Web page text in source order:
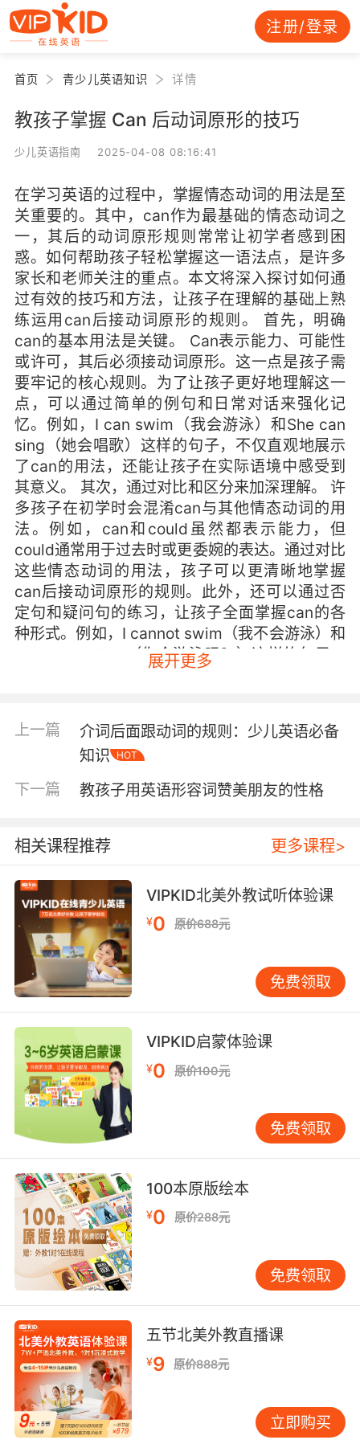
注册/登录
首页 青少儿英语知识 详情
教孩子掌握 Can 后动词原形的技巧
少儿英语指南 2025-04-08 08:16:41
在学习英语的过程中，掌握情态动词的用法是至
关重要的。其中，can作为最基础的情态动词之
一，其后的动词原形规则常常让初学者感到困
惑。如何帮助孩子轻松掌握这一语法点，是许多
家长和老师关注的重点。本文将深入探讨如何通
过有效的技巧和方法，让孩子在理解的基础上熟
练运用can后接动词原形的规则。 首先，明确
can的基本用法是关键。 Can表示能力、可能性
或许可，其后必须接动词原形。这一点是孩子需
要牢记的核心规则。为了让孩子更好地理解这一
点，可以通过简单的例句和日常对话来强化记
忆。例如，I can swim（我会游泳）和She can
sing（她会唱歌）这样的句子，不仅直观地展示
了can的用法，还能让孩子在实际语境中感受到
其意义。 其次，通过对比和区分来加深理解。 许
多孩子在初学时会混淆can与其他情态动词的用
法。例如，can和could虽然都表示能力，但
could通常用于过去时或更委婉的表达。通过对比
这些情态动词的用法，孩子可以更清晰地掌握
can后接动词原形的规则。此外，还可以通过否
定句和疑问句的练习，让孩子全面掌握can的各
种形式。例如，I cannot swim（我不会游泳）和
Can you swim?（你会游泳吗？）这样的句子，
可以帮助孩子更好地理解和运用can的否定和疑
趣。 对于孩子来说，枯燥的语法规则往往难以引
起他们的兴趣。因此，将can后接动词原形的规
则融入游戏和互动活动中，是一种非常有效的教
学方法。例如，可以设计一些角色扮演游戏，让
孩子在模拟的情境中使用can来表达自己的能力
还能帮助孩子在实践中巩固所学知识。 此外，鼓
励孩子在日常生活中运用can。 语言学习的最终
目的是能够在实际生活中运用。因此，家长和老
师应鼓励孩子在日常生活中多使用can来表达自
己的想法和需求。例如，在家庭对话中，孩子可
以用Can I have a cookie?（我可以吃一块饼干
吗？）来表达自己的请求；在学校里，孩子可以
用I can help you（我可以帮你）来表达自己的能
力。通过不断的实践，孩子可以逐渐熟练掌握
can后接动词原形的规则。 最后，定期复习和巩
固是必不可少的。 任何语言技能的学习都需要不
断的复习和巩固。对于can后接动词原形的规
则，家长和老师应定期安排复习任务，帮助孩子
巩固所学知识。可以通过练习题、小测验或口头
表达等方式，检查孩子对can用法的掌握情况，
并及时纠正错误。通过持续的复习和巩固，孩子
可以更加熟练地运用can后接动词原形的规则。
总之，帮助孩子掌握can后接动词原形的规则，
需要从明确基本用法、对比区分、提高学习兴
趣、鼓励实际运用和定期复习等方面入手。通过
科学的教学方法和耐心的引导，孩子可以轻松掌
握这一语法点，并在实际生活中灵活运用。
展开更多
上一篇
介词后面跟动词的规则：少儿英语必备
知识
HOT
下一篇 教孩子用英语形容词赞美朋友的性格
相关课程推荐 更多课程>
VIPKID北美外教试听体验课
¥0 原价688元
免费领取
VIPKID启蒙体验课
¥0 原价100元
免费领取
100本原版绘本
¥0 原价288元
免费领取
五节北美外教直播课
¥9 原价888元
立即购买